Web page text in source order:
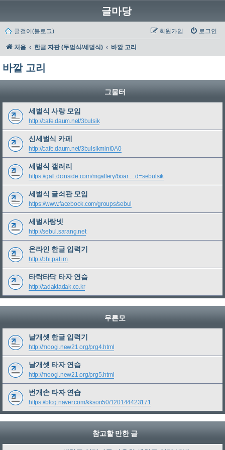
글마당
글걸이(블로그) 로그인
회원가입
처음 한글 자판 (두벌식/세벌식) 바깥 고리
바깥 고리
그물터
세벌식 사랑 모임
http://cafe.daum.net/3bulsik
신세벌식 카페
http://cafe.daum.net/3bulsikmini0A0
세벌식 갤러리
https://gall.dcinside.com/mgallery/boar ... d=sebulsik
세벌식 글쇠판 모임
https://www.facebook.com/groups/sebul
세벌사랑넷
http://sebul.sarang.net
온라인 한글 입력기
http://ohi.pat.im
타탁타닥 타자 연습
http://tadaktadak.co.kr
무른모
날개셋 한글 입력기
http://moogi.new21.org/prg4.html
날개셋 타자 연습
http://moogi.new21.org/prg5.html
번개손 타자 연습
https://blog.naver.com/kkson50/120144423171
참고할 만한 글